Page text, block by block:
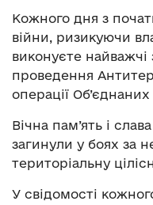
Кожного дня з
війни, ризикуючи
виконуєте найважчі
проведення
операції
Вічна пам’ять і
загинули у боях за
територіальну
У свідомості